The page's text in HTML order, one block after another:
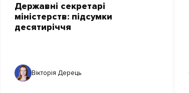
Державні секретарі
міністерств: підсумки
десятиріччя
Вікторія Дерець